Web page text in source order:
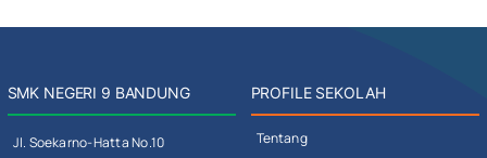
SMK NEGERI 9 BANDUNG
Jl. Soekarno-Hatta No.10
PROFILE SEKOLAH
Tentang